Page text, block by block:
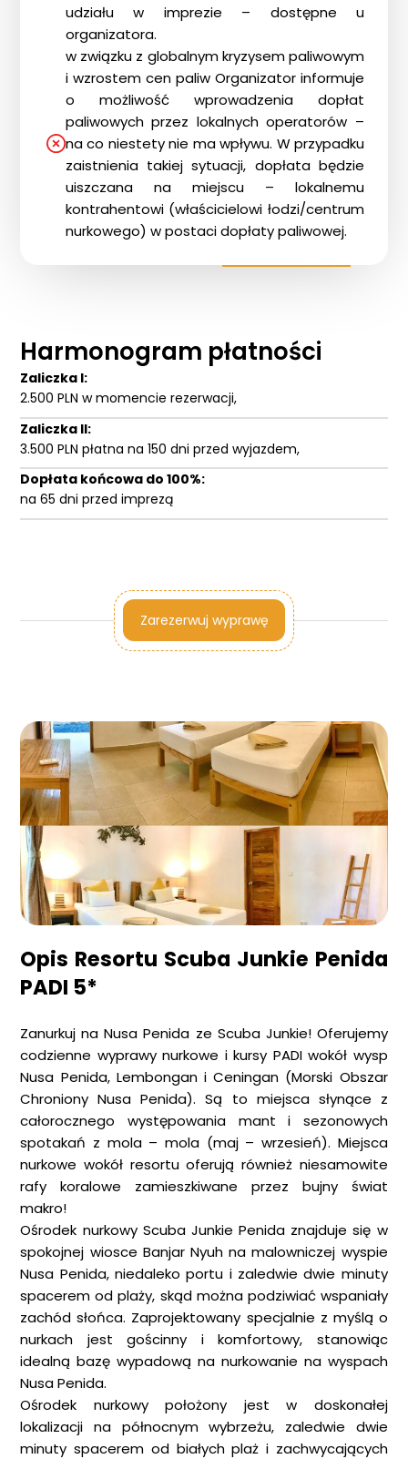
udziału w imprezie – dostępne u
organizatora.
w związku z globalnym kryzysem paliwowym
i wzrostem cen paliw Organizator informuje
o możliwość wprowadzenia dopłat
paliwowych przez lokalnych operatorów –
na co niestety nie ma wpływu. W przypadku
zaistnienia takiej sytuacji, dopłata będzie
uiszczana na miejscu – lokalnemu
kontrahentowi (właścicielowi łodzi/centrum
nurkowego) w postaci dopłaty paliwowej.
Harmonogram płatności
Zaliczka I:
2.500 PLN w momencie rezerwacji,
Zaliczka II:
3.500 PLN płatna na 150 dni przed wyjazdem,
Dopłata końcowa do 100%:
na 65 dni przed imprezą
Zarezerwuj wyprawę
Opis Resortu Scuba Junkie Penida
PADI 5*
Zanurkuj na Nusa Penida ze Scuba Junkie! Oferujemy
codzienne wyprawy nurkowe i kursy PADI wokół wysp
Nusa Penida, Lembongan i Ceningan (Morski Obszar
Chroniony Nusa Penida). Są to miejsca słynące z
całorocznego występowania mant i sezonowych
spotakań z mola – mola (maj – wrzesień). Miejsca
nurkowe wokół resortu oferują również niesamowite
rafy koralowe zamieszkiwane przez bujny świat
makro!
Ośrodek nurkowy Scuba Junkie Penida znajduje się w
spokojnej wiosce Banjar Nyuh na malowniczej wyspie
Nusa Penida, niedaleko portu i zaledwie dwie minuty
spacerem od plaży, skąd można podziwiać wspaniały
zachód słońca. Zaprojektowany specjalnie z myślą o
nurkach jest gościnny i komfortowy, stanowiąc
idealną bazę wypadową na nurkowanie na wyspach
Nusa Penida.
Ośrodek nurkowy położony jest w doskonałej
lokalizacji na północnym wybrzeżu, zaledwie dwie
minuty spacerem od białych plaż i zachwycających